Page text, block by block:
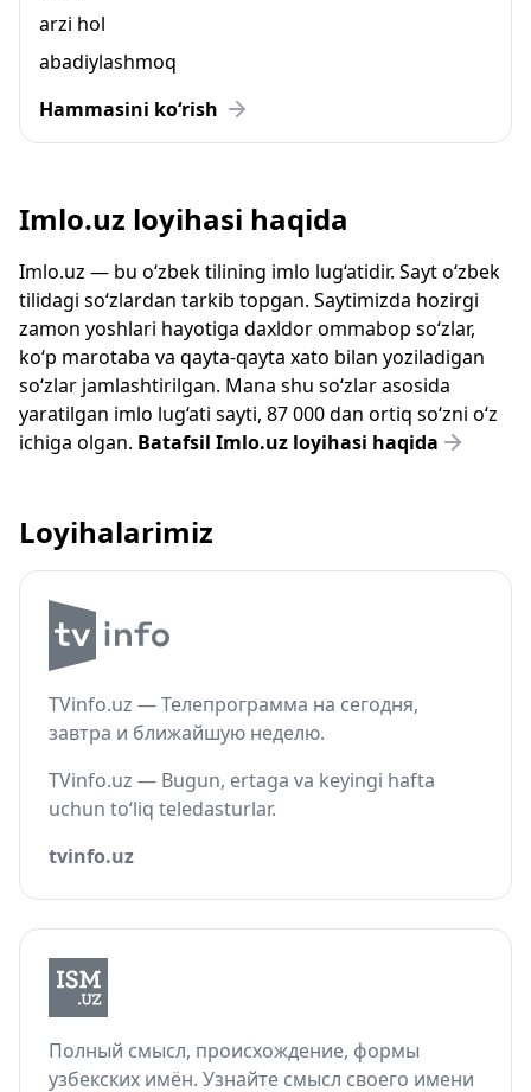
arzi hol
abadiylashmoq
Hammasini ko‘rish
Imlo.uz loyihasi haqida
Imlo.uz — bu o‘zbek tilining imlo lug‘atidir. Sayt o‘zbek
tilidagi so‘zlardan tarkib topgan. Saytimizda hozirgi
zamon yoshlari hayotiga daxldor ommabop so‘zlar,
ko‘p marotaba va qayta-qayta xato bilan yoziladigan
so‘zlar jamlashtirilgan. Mana shu so‘zlar asosida
yaratilgan imlo lug‘ati sayti, 87 000 dan ortiq so‘zni o‘z
ichiga olgan. Batafsil Imlo.uz loyihasi haqida
Loyihalarimiz
TVinfo.uz — Телепрограмма на сегодня,
завтра и ближайшую неделю.
TVinfo.uz — Bugun, ertaga va keyingi hafta
uchun to‘liq teledasturlar.
tvinfo.uz
Полный смысл, происхождение, формы
узбекских имён. Узнайте смысл своего имени